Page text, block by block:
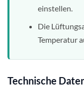
einstellen.
Die
Temperatur
Technische